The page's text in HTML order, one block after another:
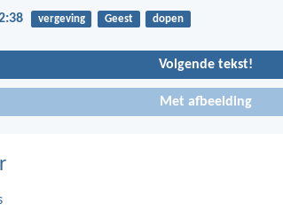
vergeving Geest dopen
Volgende tekst!
Met afbeelding